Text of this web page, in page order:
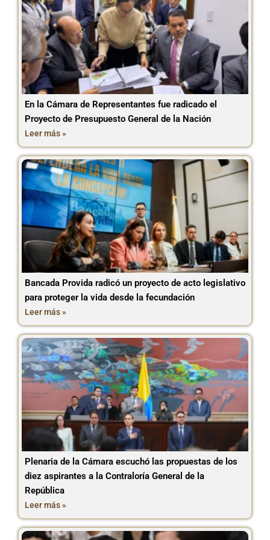
En la Cámara de Representantes fue radicado el
Proyecto de Presupuesto General de la Nación
Leer más »
Bancada Provida radicó un proyecto de acto legislativo
para proteger la vida desde la fecundación
Leer más »
Plenaria de la Cámara escuchó las propuestas de los
diez aspirantes a la Contraloría General de la
República
Leer más »